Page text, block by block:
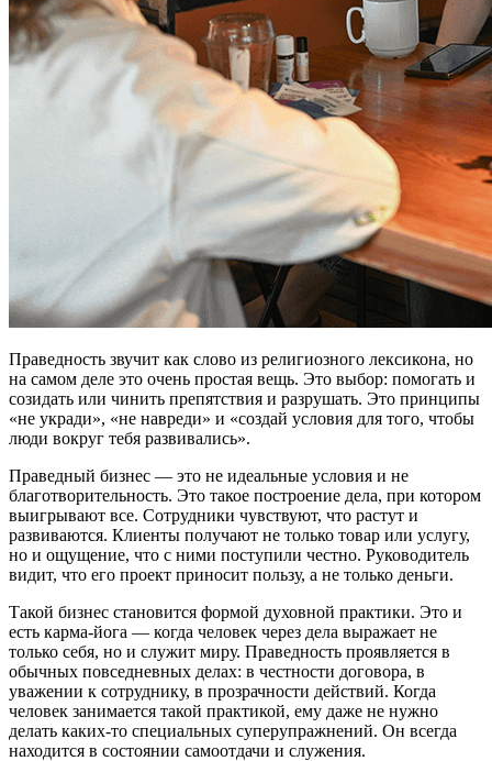
Праведность звучит как слово из религиозного лексикона, но
на самом деле это очень простая вещь. Это выбор: помогать и
созидать или чинить препятствия и разрушать. Это принципы
«не укради», «не навреди» и «создай условия для того, чтобы
люди вокруг тебя развивались».
Праведный бизнес — это не идеальные условия и не
благотворительность. Это такое построение дела, при котором
выигрывают все. Сотрудники чувствуют, что растут и
развиваются. Клиенты получают не только товар или услугу,
но и ощущение, что с ними поступили честно. Руководитель
видит, что его проект приносит пользу, а не только деньги.
Такой бизнес становится формой духовной практики. Это и
есть карма-йога — когда человек через дела выражает не
только себя, но и служит миру. Праведность проявляется в
обычных повседневных делах: в честности договора, в
уважении к сотруднику, в прозрачности действий. Когда
человек занимается такой практикой, ему даже не нужно
делать каких-то специальных суперупражнений. Он всегда
находится в состоянии самоотдачи и служения.